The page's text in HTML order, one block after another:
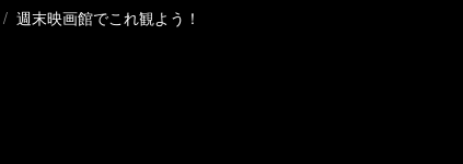
週末映画館でこれ観よう！